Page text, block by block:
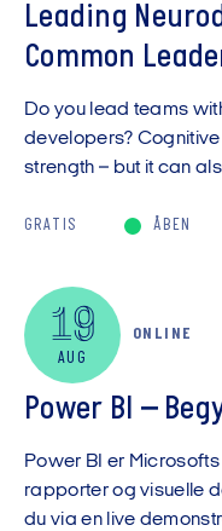
Leading
Common
Do you lead teams
developers?
strength – but it can
GRATIS ÅBEN
19
AUG
ONLINE
Power BI –
Power BI er
rapporter og visuelle
du via en live